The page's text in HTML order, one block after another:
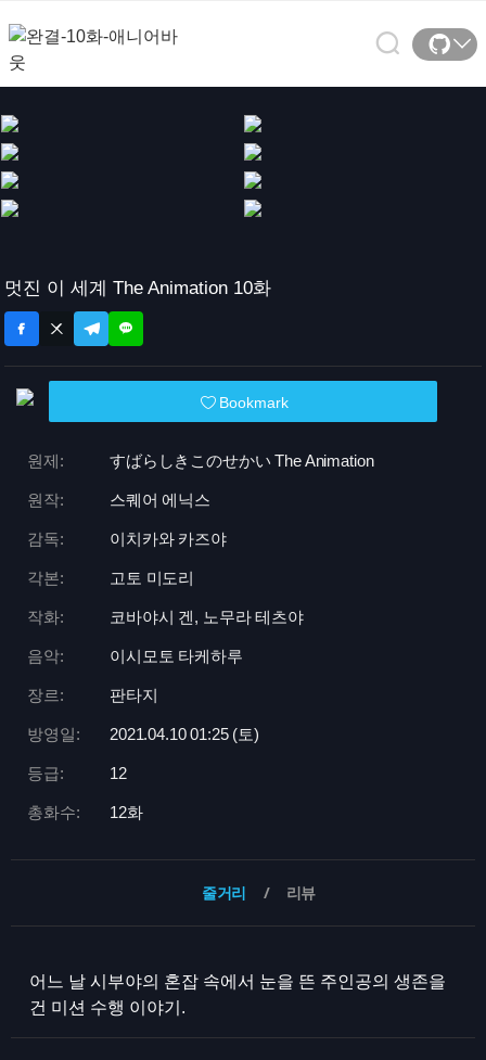
멋진 이 세계 The Animation 10화
Bookmark
원제: すばらしきこのせかい The Animation
원작: 스퀘어 에닉스
감독: 이치카와 카즈야
각본: 고토 미도리
작화: 코바야시 겐, 노무라 테츠야
음악: 이시모토 타케하루
장르: 판타지
방영일: 2021.04.10 01:25 (토)
등급: 12
총화수: 12화
줄거리 리뷰
어느 날 시부야의 혼잡 속에서 눈을 뜬 주인공의 생존을
건 미션 수행 이야기.